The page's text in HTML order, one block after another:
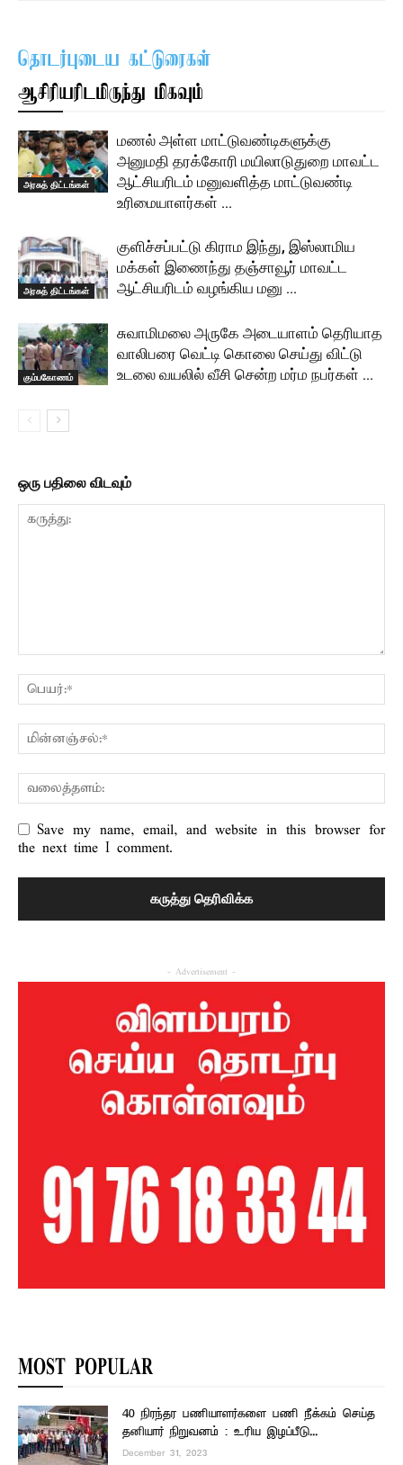
தொடர்புடைய கட்டுரைகள்
ஆசிரியரிடமிருந்து மிகவும்
அரசுத் திட்டங்கள்
மணல் அள்ள மாட்டுவண்டிகளுக்கு
அனுமதி தரக்கோரி மயிலாடுதுறை மாவட்ட
ஆட்சியரிடம் மனுவளித்த மாட்டுவண்டி
உரிமையாளர்கள் …
அரசுத் திட்டங்கள்
குளிச்சப்பட்டு கிராம இந்து, இஸ்லாமிய
மக்கள் இணைந்து தஞ்சாவூர் மாவட்ட
ஆட்சியரிடம் வழங்கிய மனு …
கும்பகோணம்
சுவாமிமலை அருகே அடையாளம் தெரியாத
வாலிபரை வெட்டி கொலை செய்து விட்டு
உடலை வயலில் வீசி சென்ற மர்ம நபர்கள் …
ஒரு பதிலை விடவும்
Save my name, email, and website in this browser for
the next time I comment.
- Advertisement -
MOST POPULAR
40 நிரந்தர பணியாளர்களை பணி நீக்கம் செய்த
தனியார் நிறுவனம் : உரிய இழப்பீடு...
December 31, 2023